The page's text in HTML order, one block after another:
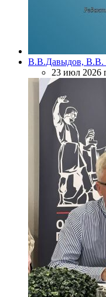
В.В.Давыдов, В.В.
23 июл 2026